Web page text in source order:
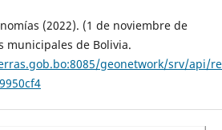
(2022). (1 de noviembre de
municipales de Bolivia.
geonetwork/srv/api/